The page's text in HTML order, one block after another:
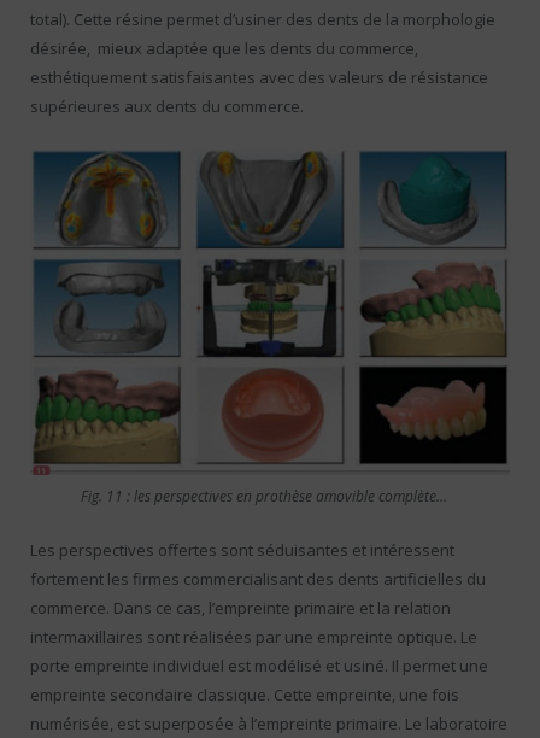
total). Cette résine permet d’usiner des dents de la morphologie
désirée, mieux adaptée que les dents du commerce,
esthétiquement satisfaisantes avec des valeurs de résistance
supérieures aux dents du commerce.
Fig. 11 : les perspectives en prothèse amovible complète…
Les perspectives offertes sont séduisantes et intéressent
fortement les firmes commercialisant des dents artificielles du
commerce. Dans ce cas, l’empreinte primaire et la relation
intermaxillaires sont réalisées par une empreinte optique. Le
porte empreinte individuel est modélisé et usiné. Il permet une
empreinte secondaire classique. Cette empreinte, une fois
numérisée, est superposée à l’empreinte primaire. Le laboratoire